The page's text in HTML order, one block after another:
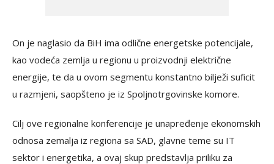
On je naglasio da BiH ima odlične energetske potencijale,
kao vodeća zemlja u regionu u proizvodnji električne
energije, te da u ovom segmentu konstantno bilježi suficit
u razmjeni, saopšteno je iz Spoljnotrgovinske komore.
Cilj ove regionalne konferencije je unapređenje ekonomskih
odnosa zemalja iz regiona sa SAD, glavne teme su IT
sektor i energetika, a ovaj skup predstavlja priliku za